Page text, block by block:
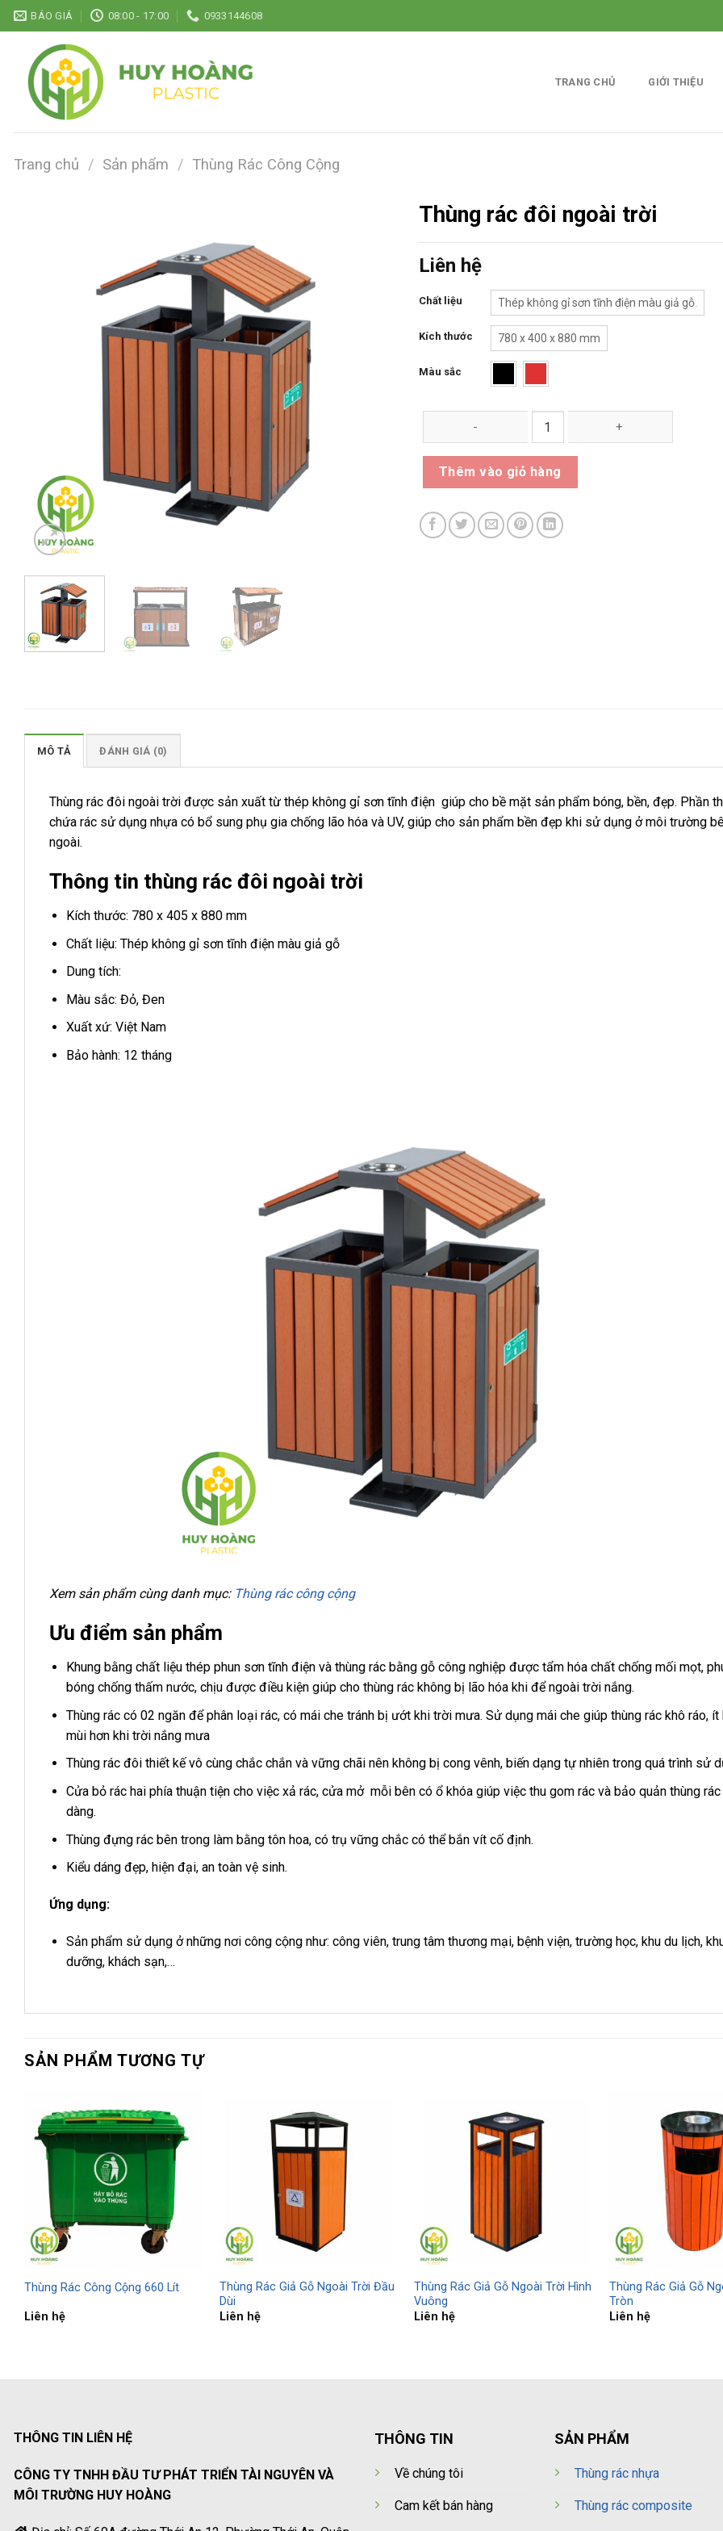
Chuyển
đến
BÁO GIÁ 08:00 - 17:00 0933144608
TRANG CHỦ GIỚI THIỆU
Trang chủ / Sản phẩm / Thùng Rác Công Cộng
Thùng rác đôi ngoài trời
Liên hệ
Chất liệu Thép không gỉ sơn tĩnh điện màu giả gỗ.
Kích thước 780 x 400 x 880 mm
Màu sắc
Thùng rác đôi ngoài trời số lượng
Thêm vào giỏ hàng
MÔ TẢ ĐÁNH GIÁ (0)
Thùng rác đôi ngoài trời được sản xuất từ thép không gỉ sơn tĩnh điện giúp cho bề mặt sản phẩm bóng, bền, đẹp. Phần
chứa rác sử dụng nhựa có bổ sung phụ gia chống lão hóa và UV, giúp cho sản phẩm bền đẹp khi sử dụng ở môi trường
ngoài.
Thông tin thùng rác đôi ngoài trời
Kích thước: 780 x 405 x 880 mm
Chất liệu: Thép không gỉ sơn tĩnh điện màu giả gỗ
Dung tích:
Màu sắc: Đỏ, Đen
Xuất xứ: Việt Nam
Bảo hành: 12 tháng
Xem sản phẩm cùng danh mục: Thùng rác công cộng
Ưu điểm sản phẩm
Khung bằng chất liệu thép phun sơn tĩnh điện và thùng rác bằng gỗ công nghiệp được tẩm hóa chất chống mối mọt,
bóng chống thấm nước, chịu được điều kiện giúp cho thùng rác không bị lão hóa khi để ngoài trời nắng.
Thùng rác có 02 ngăn để phân loại rác, có mái che tránh bị ướt khi trời mưa. Sử dụng mái che giúp thùng rác khô ráo,
mùi hơn khi trời nắng mưa
Thùng rác đôi thiết kế vô cùng chắc chắn và vững chãi nên không bị cong vênh, biến dạng tự nhiên trong quá trình sử
Cửa bỏ rác hai phía thuận tiện cho việc xả rác, cửa mở mỗi bên có ổ khóa giúp việc thu gom rác và bảo quản thùng rác
dàng.
Thùng đựng rác bên trong làm bằng tôn hoa, có trụ vững chắc có thể bắn vít cố định.
Kiểu dáng đẹp, hiện đại, an toàn vệ sinh.
Ứng dụng:
Sản phẩm sử dụng ở những nơi công cộng như: công viên, trung tâm thương mại, bệnh viện, trường học, khu du lịch,
dưỡng, khách sạn,…
SẢN PHẨM TƯƠNG TỰ
Thùng Rác Công Cộng 660 Lít
Liên hệ
Thùng Rác Giả Gỗ Ngoài Trời Đầu
Dùi
Liên hệ
Thùng Rác Giả Gỗ Ngoài Trời Hình
Vuông
Liên hệ
Thùng Rác Giả Gỗ
Tròn
Liên hệ
THÔNG TIN LIÊN HỆ
CÔNG TY TNHH ĐẦU TƯ PHÁT TRIỂN TÀI NGUYÊN VÀ
MÔI TRƯỜNG HUY HOÀNG
THÔNG TIN
Về chúng tôi
Cam kết bán hàng
SẢN PHẨM
Thùng rác nhựa
Thùng rác composite